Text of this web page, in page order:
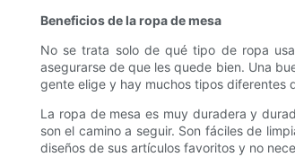
Beneficios de la ropa de mesa
No se trata solo de qué tipo de ropa
asegurarse de que les quede bien. Una
gente elige y hay muchos tipos diferentes
La ropa de mesa es muy duradera y
son el camino a seguir. Son fáciles de
diseños de sus artículos favoritos y no